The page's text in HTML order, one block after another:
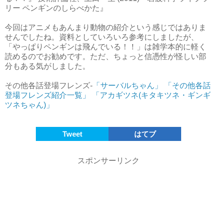
リー ペンギンのしらべかた』
今回はアニメもあんまり動物の紹介という感じではありま
せんでしたね。資料としていろいろ参考にしましたが、
「やっぱりペンギンは飛んでいる！！」は雑学本的に軽く
読めるのでお勧めです。ただ、ちょっと信憑性が怪しい部
分もある気がしました。
その他各話登場フレンズ- 「サーバルちゃん」
「その他各話
登場フレンズ紹介一覧」
「アカギツネ(キタキツネ・ギンギ
ツネちゃん)」
Tweet はてブ
スポンサーリンク